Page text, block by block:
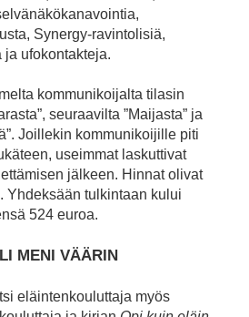
Synergy-ravintolisiä,
ja ufokontakteja.
kommunikoijalta tilasin
seuraavilta ”Maijasta” ja
Joillekin kommunikoijille piti
useimmat laskuttivat
jälkeen. Hinnat olivat
Yhdeksään tulkintaan kului
524 euroa.
MENI VÄÄRIN
eläintenkouluttaja myös